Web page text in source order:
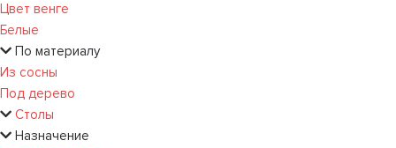
Цвет венге
Белые
По материалу
Из сосны
Под дерево
Столы
Назначение